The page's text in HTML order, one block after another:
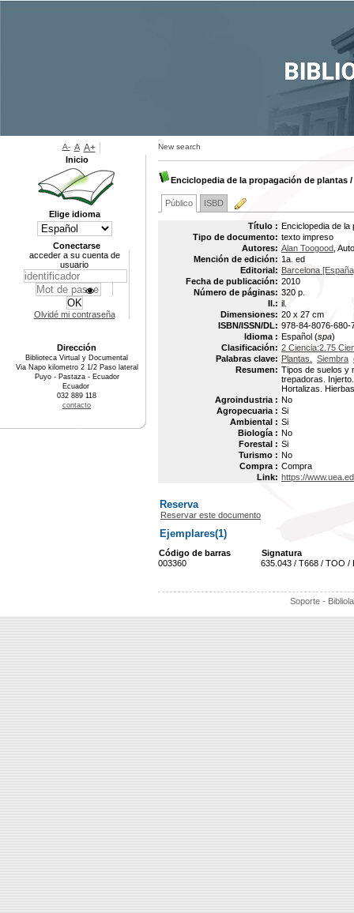
New search
Enciclopedia de la propagación de plantas /
Público ISBD
Título : Enciclopedia de
Tipo de documento: texto impreso
Autores: Alan Toogood ,
Mención de edición: 1a. ed
Editorial: Barcelona
Fecha de publicación: 2010
Número de páginas: 320 p.
Il.: il.
Dimensiones: 20 x 27 cm
ISBN/ISSN/DL: 978-84-8076-680-
Idioma : Español (spa)
Clasificación: 2 Ciencia:2.75
Palabras clave: Plantas. Siembra
Resumen: Tipos de suelos y
trepadoras.
Hortalizas.
Agroindustria : No
Agropecuaria : Si
Ambiental : Si
Biología : No
Forestal : Si
Turismo : No
Compra : Compra
Link: https://
Reserva
Reservar este documento
Ejemplares(1)
Código de barras
Signatura
003360
635.043 / T668 / TOO /
Soporte -
A- A A+
Inicio
Elige idioma
Conectarse
acceder a su cuenta de
usuario
Olvidé mi contraseña
Dirección
Biblioteca Virtual y Documental
Via Napo kilometro 2 1/2 Paso lateral
Puyo - Pastaza - Ecuador
Ecuador
032 889 118
contacto